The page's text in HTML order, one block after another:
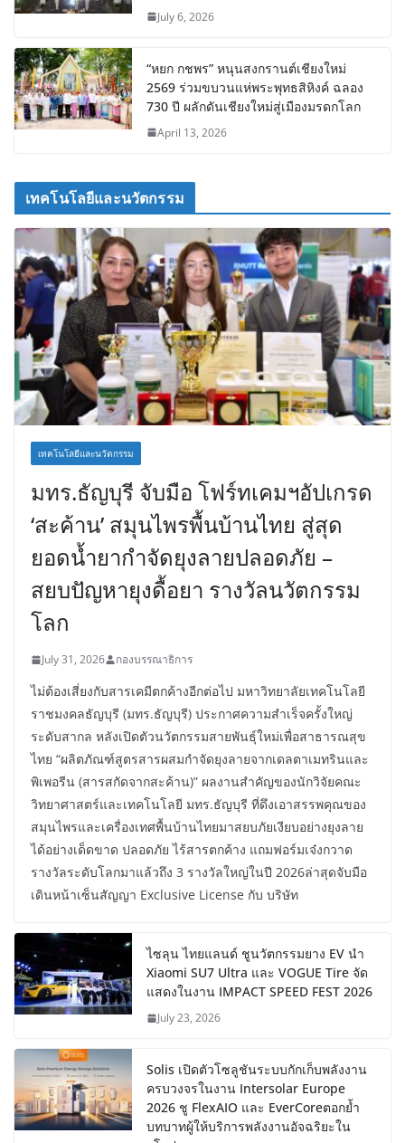
July 6, 2026
“หยก กชพร” หนุนสงกรานต์เชียงใหม่
2569 ร่วมขบวนแห่พระพุทธสิหิงค์ ฉลอง
730 ปี ผลักดันเชียงใหม่สู่เมืองมรดกโลก
April 13, 2026
เทคโนโลยีและนวัตกรรม
เทคโนโลยีและนวัตกรรม
มทร.ธัญบุรี จับมือ โฟร์ทเคมฯอัปเกรด
‘สะค้าน’ สมุนไพรพื้นบ้านไทย สู่สุด
ยอดน้ำยากำจัดยุงลายปลอดภัย –
สยบปัญหายุงดื้อยา รางวัลนวัตกรรม
โลก
July 31, 2026 กองบรรณาธิการ
ไม่ต้องเสี่ยงกับสารเคมีตกค้างอีกต่อไป มหาวิทยาลัยเทคโนโลยี
ราชมงคลธัญบุรี (มทร.ธัญบุรี) ประกาศความสำเร็จครั้งใหญ่
ระดับสากล หลังเปิดตัวนวัตกรรมสายพันธุ์ใหม่เพื่อสาธารณสุข
ไทย “ผลิตภัณฑ์สูตรสารผสมกำจัดยุงลายจากเดลตาเมทรินและ
พิเพอรีน (สารสกัดจากสะค้าน)” ผลงานสำคัญของนักวิจัยคณะ
วิทยาศาสตร์และเทคโนโลยี มทร.ธัญบุรี ที่ดึงเอาสรรพคุณของ
สมุนไพรและเครื่องเทศพื้นบ้านไทยมาสยบภัยเงียบอย่างยุงลาย
ได้อย่างเด็ดขาด ปลอดภัย ไร้สารตกค้าง แถมฟอร์มเจ๋งกวาด
รางวัลระดับโลกมาแล้วถึง 3 รางวัลใหญ่ในปี 2026ล่าสุดจับมือ
เดินหน้าเซ็นสัญญา Exclusive License กับ บริษัท
ไซลุน ไทยแลนด์ ชูนวัตกรรมยาง EV นำ
Xiaomi SU7 Ultra และ VOGUE Tire จัด
แสดงในงาน IMPACT SPEED FEST 2026
July 23, 2026
Solis เปิดตัวโซลูชันระบบกักเก็บพลังงาน
ครบวงจรในงาน Intersolar Europe
2026 ชู FlexAIO และ EverCoreตอกย้ำ
บทบาทผู้ให้บริการพลังงานอัจฉริยะใน